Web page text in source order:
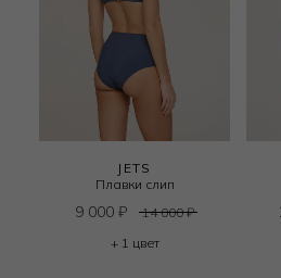
JETS
Плавки слип
9 000 ₽ 14 000₽
+ 1 цвет